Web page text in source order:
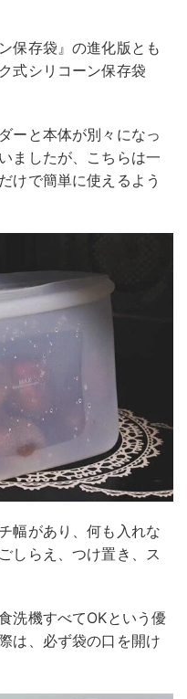
保存袋』の進化版とも
式シリコーン保存袋
ーと本体が別々になっ
ましたが、こちらは一
けで簡単に使えるよう
幅があり、何も入れな
しらえ、つけ置き、ス
洗機すべてOKという優
は、必ず袋の口を開け